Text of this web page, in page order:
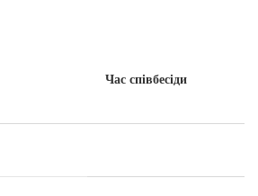
Час співбесіди